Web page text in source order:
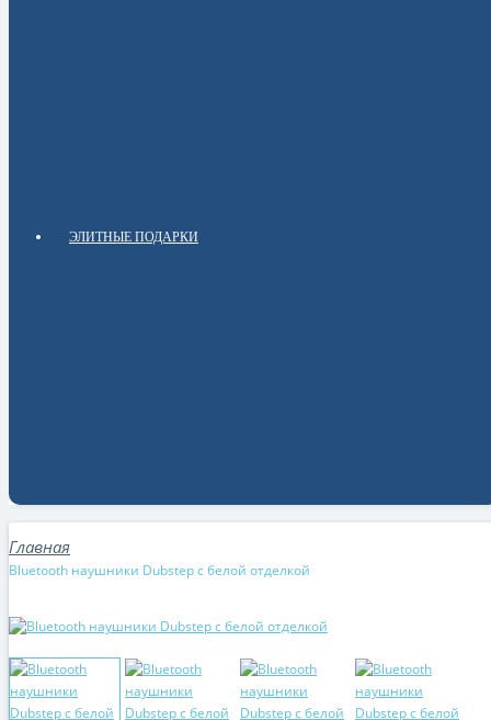
ЭЛИТНЫЕ ПОДАРКИ
Bluetooth наушники Dubstep с белой отделкой